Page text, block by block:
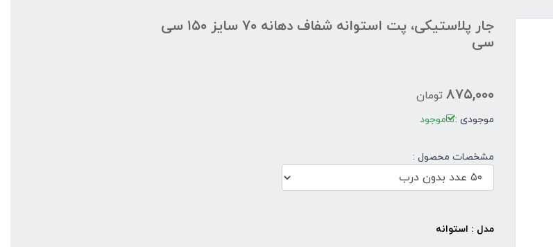
جار پلاستیکی، پت استوانه شفاف دهانه ۷۰ سایز ۱۵۰ سی
سی
۸۷۵,۰۰۰ تومان
موجودی : موجود
مشخصات محصول :
مدل : استوانه